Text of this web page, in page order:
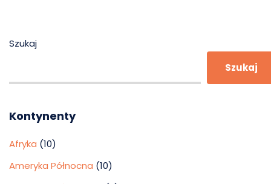
Szukaj
Szukaj
Kontynenty
Afryka (10)
Ameryka Północna (10)